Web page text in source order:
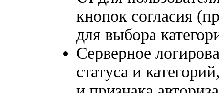
кнопок согласия
для выбора
Серверное
статуса и